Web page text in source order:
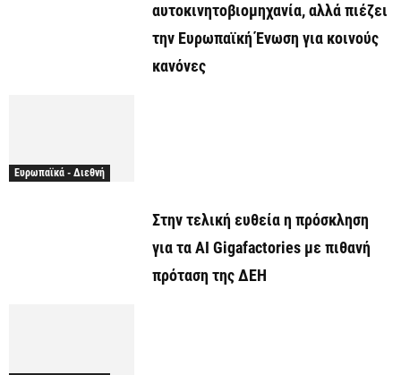
αυτοκινητοβιομηχανία, αλλά πιέζει
την Ευρωπαϊκή Ένωση για κοινούς
κανόνες
Ευρωπαϊκά - Διεθνή
Στην τελική ευθεία η πρόσκληση
για τα AI Gigafactories με πιθανή
πρόταση της ΔΕΗ